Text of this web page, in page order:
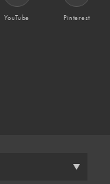
YouTube Pinterest